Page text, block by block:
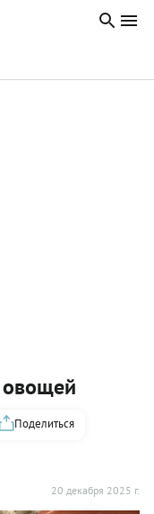
овощей
20 декабря 2025 г.
Поделиться